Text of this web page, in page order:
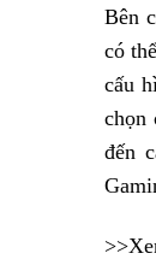
Bên
có
cấu
chọn
đến